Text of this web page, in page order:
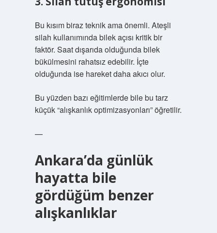
Bu kısım biraz teknik ama önemli. Ateşli
silah kullanımında bilek açısı kritik bir
faktör. Saat dışarıda olduğunda bilek
bükülmesini rahatsız edebilir. İçte
olduğunda ise hareket daha akıcı olur.
Bu yüzden bazı eğitimlerde bile bu tarz
küçük “alışkanlık optimizasyonları” öğretilir.
—
Ankara’da günlük
hayatta bile
gördüğüm benzer
alışkanlıklar